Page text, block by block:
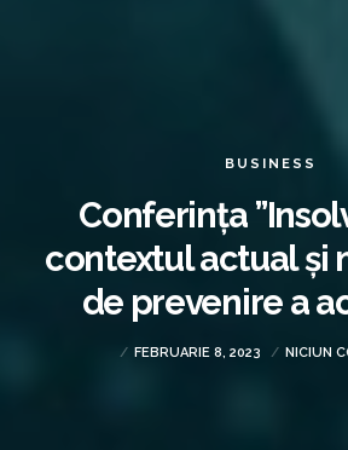
BUSINESS
Conferința
contextul actual și
de prevenire a
FEBRUARIE 8, 2023 NICIUN